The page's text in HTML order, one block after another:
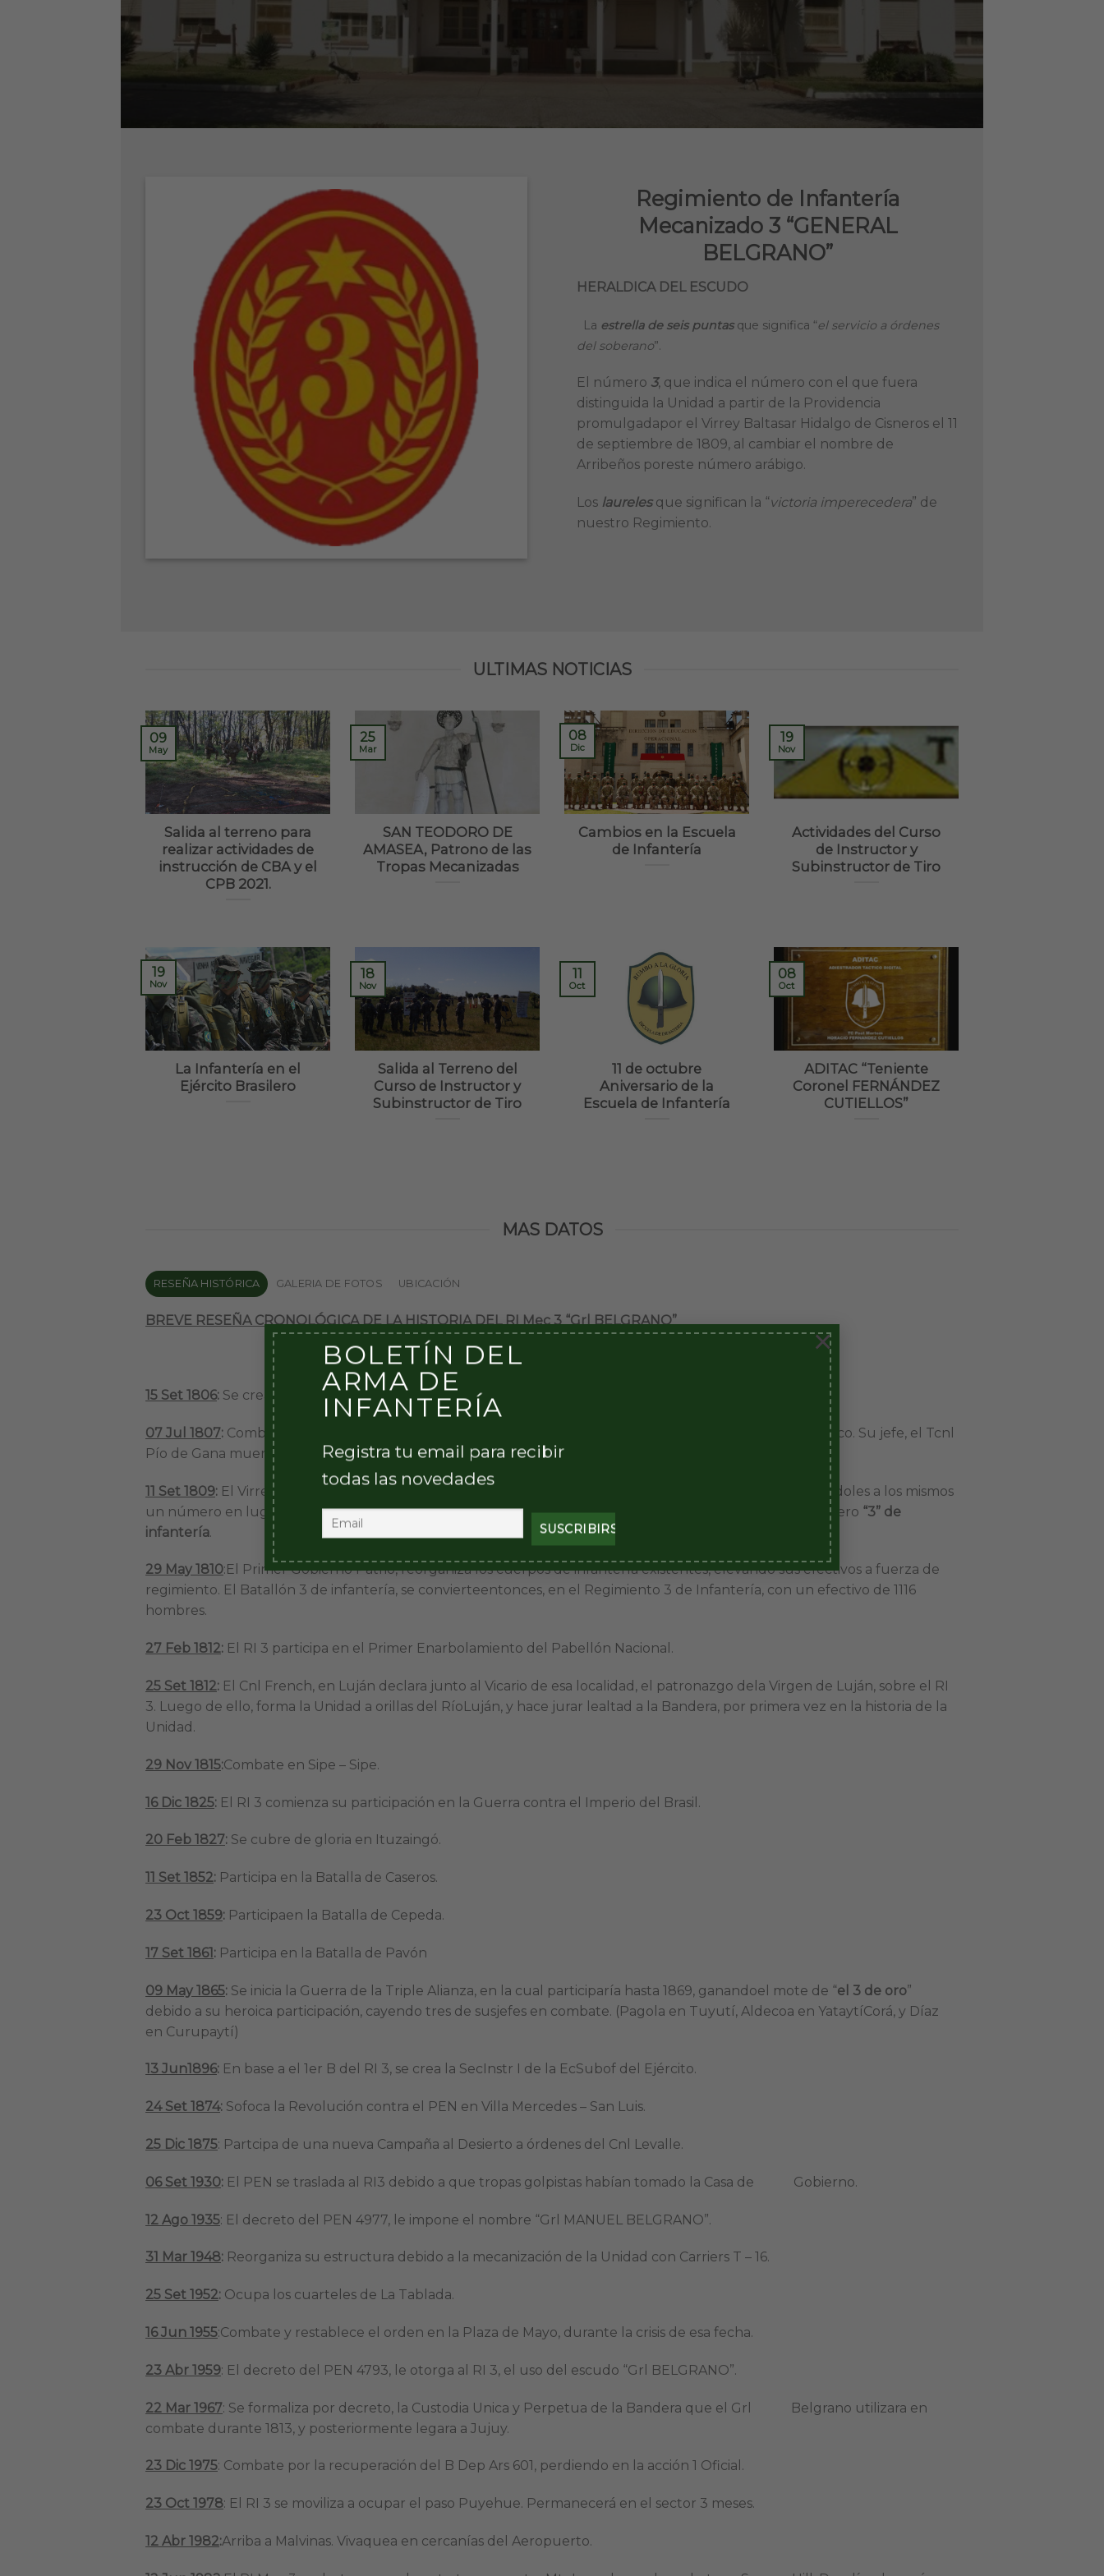
BOLETÍN DEL
ARMA DE
INFANTERÍA
Registra tu email para recibir
todas las novedades
×
Regimiento de Infantería
Mecanizado 3 “GENERAL
BELGRANO”
HERALDICA DEL ESCUDO
La estrella de seis puntasque significa “el servicio a órdenes
del soberano”.
El número 3, que indica el número con el que fuera
distinguida la Unidad a partir de la Providencia
promulgadapor el Virrey Baltasar Hidalgo de Cisneros el 11
de septiembre de 1809, al cambiar el nombre de
Arribeños poreste número arábigo.
Los laurelesque significan la “victoria imperecedera” de
nuestro Regimiento.
ULTIMAS NOTICIAS
Salida al terreno para
realizar actividades de
instrucción de CBA y el
CPB 2021.
09
May
SAN TEODORO DE
AMASEA, Patrono de las
Tropas Mecanizadas
25
Mar
Cambios en la Escuela
de Infantería
08
Dic
Actividades del Curso
de Instructor y
Subinstructor de Tiro
19
Nov
La Infantería en el
Ejército Brasilero
19
Nov
Salida al Terreno del
Curso de Instructor y
Subinstructor de Tiro
18
Nov
11 de octubre
Aniversario de la
Escuela de Infantería
11
Oct
ADITAC “Teniente
Coronel FERNÁNDEZ
CUTIELLOS”
08
Oct
MAS DATOS
RESEÑA HISTÓRICA GALERIA DE FOTOS UBICACIÓN
BREVE RESEÑA CRONOLÓGICA DE LA HISTORIA DEL RI Mec 3 “Grl BELGRANO”
15 Set 1806: Se crea el Batallón de Arribeños, respondiendo a una Proclama de Santiago de Liniers.
07 Jul 1807: Combate por la reconquista de Buenos Aires, logrando la rendición del Regimiento 88 Británico. Su jefe, el Tcnl
Pío de Gana muere en combate durante la jornada.
11 Set 1809: El Virrey Cisneros, promulga una Providencia reorganizando los cuerpos de la ciudad, asignándoles a los mismos
un número en lugar del nombre que poseían.El Batallón de Arribeños, pasa a denominarse como el número “3” de
infantería.
29 May 1810:El Primer Gobierno Patrio, reorganiza los cuerpos de infantería existentes, elevando sus efectivos a fuerza de
regimiento. El Batallón 3 de infantería, se convierteentonces, en el Regimiento 3 de Infantería, con un efectivo de 1116
hombres.
27 Feb 1812: El RI 3 participa en el Primer Enarbolamiento del Pabellón Nacional.
25 Set 1812: El Cnl French, en Luján declara junto al Vicario de esa localidad, el patronazgo dela Virgen de Luján, sobre el RI
3. Luego de ello, forma la Unidad a orillas del RíoLuján, y hace jurar lealtad a la Bandera, por primera vez en la historia de la
Unidad.
29 Nov 1815:Combate en Sipe – Sipe.
16 Dic 1825: El RI 3 comienza su participación en la Guerra contra el Imperio del Brasil.
20 Feb 1827: Se cubre de gloria en Ituzaingó.
11 Set 1852: Participa en la Batalla de Caseros.
23 Oct 1859: Participaen la Batalla de Cepeda.
17 Set 1861 : Participa en la Batalla de Pavón
09 May 1865: Se inicia la Guerra de la Triple Alianza, en la cual participaría hasta 1869, ganandoel mote de “el 3 de oro”
debido a su heroica participación, cayendo tres de susjefes en combate. (Pagola en Tuyutí, Aldecoa en YataytíCorá, y Díaz
en Curupaytí)
13 Jun1896: En base a el 1er B del RI 3, se crea la SecInstr I de la EcSubof del Ejército.
24 Set 1874: Sofoca la Revolución contra el PEN en Villa Mercedes – San Luis.
25 Dic 1875: Partcipa de una nueva Campaña al Desierto a órdenes del Cnl Levalle.
06 Set 1930: El PEN se traslada al RI3 debido a que tropas golpistas habían tomado la Casa de Gobierno.
12 Ago 1935: El decreto del PEN 4977, le impone el nombre “Grl MANUEL BELGRANO”.
31 Mar 1948: Reorganiza su estructura debido a la mecanización de la Unidad con Carriers T – 16.
25 Set 1952: Ocupa los cuarteles de La Tablada.
16 Jun 1955:Combate y restablece el orden en la Plaza de Mayo, durante la crisis de esa fecha.
23 Abr 1959: El decreto del PEN 4793, le otorga al RI 3, el uso del escudo “Grl BELGRANO”.
22 Mar 1967: Se formaliza por decreto, la Custodia Unica y Perpetua de la Bandera que el Grl Belgrano utilizara en
combate durante 1813, y posteriormente legara a Jujuy.
23 Dic 1975: Combate por la recuperación del B Dep Ars 601, perdiendo en la acción 1 Oficial.
23 Oct 1978: El RI 3 se moviliza a ocupar el paso Puyehue. Permanecerá en el sector 3 meses.
12 Abr 1982:Arriba a Malvinas. Vivaquea en cercanías del Aeropuerto.